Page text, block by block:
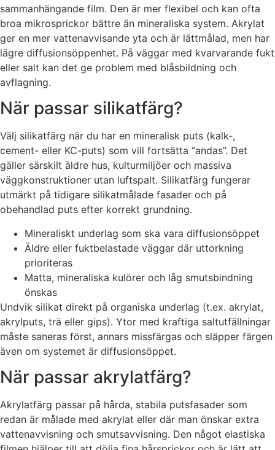
sammanhängande film. Den är mer flexibel och kan ofta
broa mikrosprickor bättre än mineraliska system. Akrylat
ger en mer vattenavvisande yta och är lättmålad, men har
lägre diffusionsöppenhet. På väggar med kvarvarande fukt
eller salt kan det ge problem med blåsbildning och
avflagning.
När passar silikatfärg?
Välj silikatfärg när du har en mineralisk puts (kalk-,
cement- eller KC-puts) som vill fortsätta “andas”. Det
gäller särskilt äldre hus, kulturmiljöer och massiva
väggkonstruktioner utan luftspalt. Silikatfärg fungerar
utmärkt på tidigare silikatmålade fasader och på
obehandlad puts efter korrekt grundning.
Mineraliskt underlag som ska vara diffusionsöppet
Äldre eller fuktbelastade väggar där uttorkning
prioriteras
Matta, mineraliska kulörer och låg smutsbindning
önskas
Undvik silikat direkt på organiska underlag (t.ex. akrylat,
akrylputs, trä eller gips). Ytor med kraftiga saltutfällningar
måste saneras först, annars missfärgas och släpper färgen
även om systemet är diffusionsöppet.
När passar akrylatfärg?
Akrylatfärg passar på hårda, stabila putsfasader som
redan är målade med akrylat eller där man önskar extra
vattenavvisning och smutsavvisning. Den något elastiska